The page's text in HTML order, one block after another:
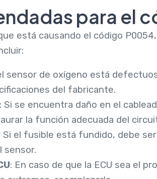
para el
está causando el código
sensor de oxígeno está
del fabricante.
: Si se encuentra daño en el
la función adecuada del
Si el fusible está fundido, debe
sensor.
: En caso de que la ECU sea el